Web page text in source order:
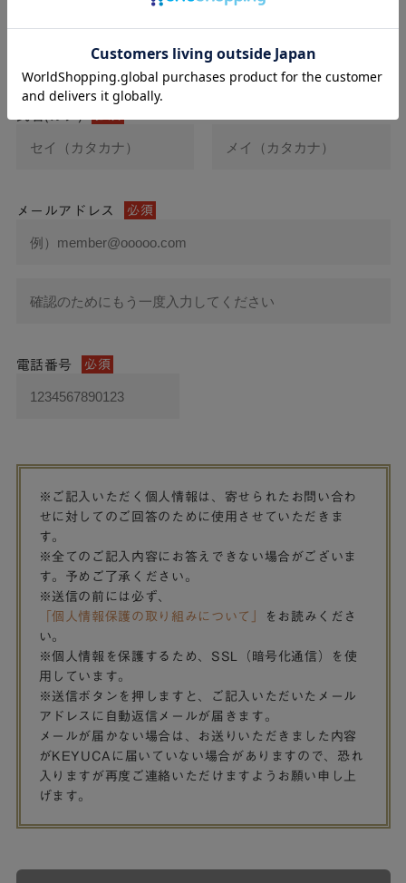
メールアドレス 必須
電話番号 必須
※ご記入いただく個人情報は、寄せられたお問い合わ
せに対してのご回答のために使用させていただきま
す。
※全てのご記入内容にお答えできない場合がございま
す。予めご了承ください。
※送信の前には必ず、
「個人情報保護の取り組みについて」
をお読みくださ
い。
※個人情報を保護するため、SSL（暗号化通信）を使
用しています。
※送信ボタンを押しますと、ご記入いただいたメール
アドレスに自動返信メールが届きます。
メールが届かない場合は、お送りいただきました内容
がKEYUCAに届いていない場合がありますので、恐れ
入りますが再度ご連絡いただけますようお願い申し上
げます。